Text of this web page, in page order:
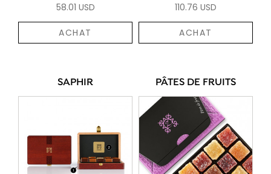
58.01 USD
ACHAT
110.76 USD
ACHAT
SAPHIR PÂTES DE FRUITS